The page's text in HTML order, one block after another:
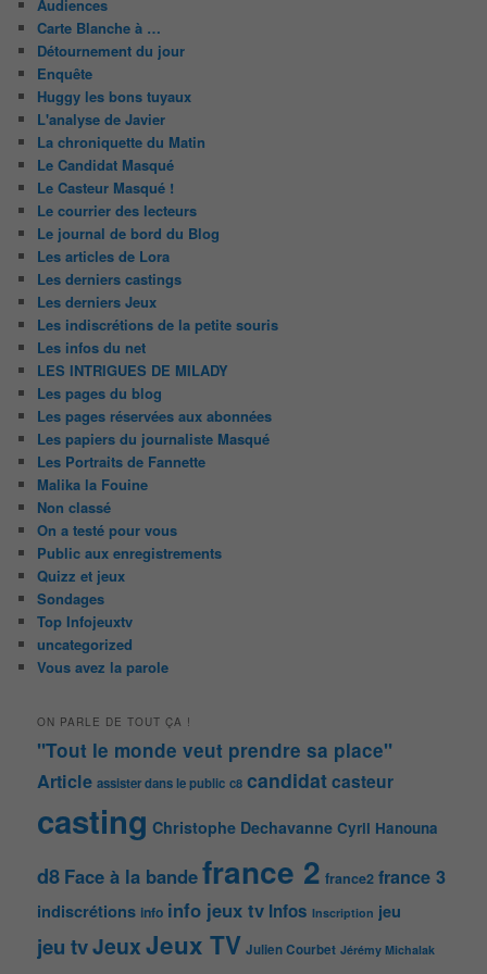
Audiences
Carte Blanche à …
Détournement du jour
Enquête
Huggy les bons tuyaux
L'analyse de Javier
La chroniquette du Matin
Le Candidat Masqué
Le Casteur Masqué !
Le courrier des lecteurs
Le journal de bord du Blog
Les articles de Lora
Les derniers castings
Les derniers Jeux
Les indiscrétions de la petite souris
Les infos du net
LES INTRIGUES DE MILADY
Les pages du blog
Les pages réservées aux abonnées
Les papiers du journaliste Masqué
Les Portraits de Fannette
Malika la Fouine
Non classé
On a testé pour vous
Public aux enregistrements
Quizz et jeux
Sondages
Top Infojeuxtv
uncategorized
Vous avez la parole
ON PARLE DE TOUT ÇA !
"Tout le monde veut prendre sa place"
Article assister dans le public c8 candidatcasteur
casting Christophe Dechavanne Cyril Hanouna
d8 Face à la bandefrance 2 france2 france 3
indiscrétions info info jeux tv Infos Inscription jeu
jeu tvJeuxJeux TV Julien Courbet Jérémy Michalak